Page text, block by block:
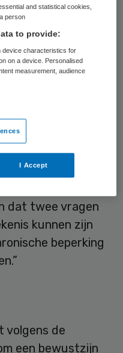
voor actie: “We
gezondheid en
wel ziet dat dat
maar het is
lastig is om dat
Het komt niet
aan een
het met je
ook niet zo vaak
dat twee vragen
kunnen zijn
beperking
volgens de
een bewustzijn
and statistical cookies,
person
to provide:
device characteristics for
on a device. Personalised
measurement, audience
I Accept